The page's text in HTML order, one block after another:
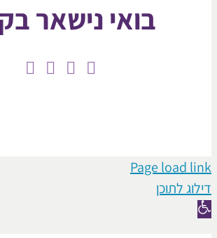
בואי נישאר בקשר
Page